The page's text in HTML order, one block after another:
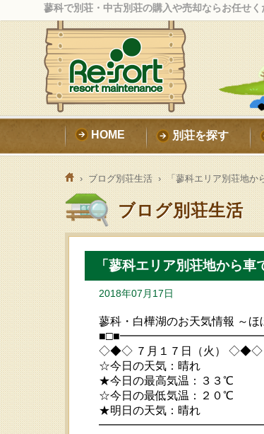
蓼科で別荘・中古別荘の購入や売却ならお任せく
HOME 別荘を探す
›ブログ別荘生活› 「蓼科エリア別荘地か
ブログ別荘生活
「蓼科エリア別荘地から
2018年07月17日
蓼科・白樺湖のお天気情報 ～ほ
◇◆◇ ７月１７日（火） ◇◆◇
☆今日の天気：晴れ
★今日の最高気温：３３℃
☆今日の最低気温：２０℃
★明日の天気：晴れ